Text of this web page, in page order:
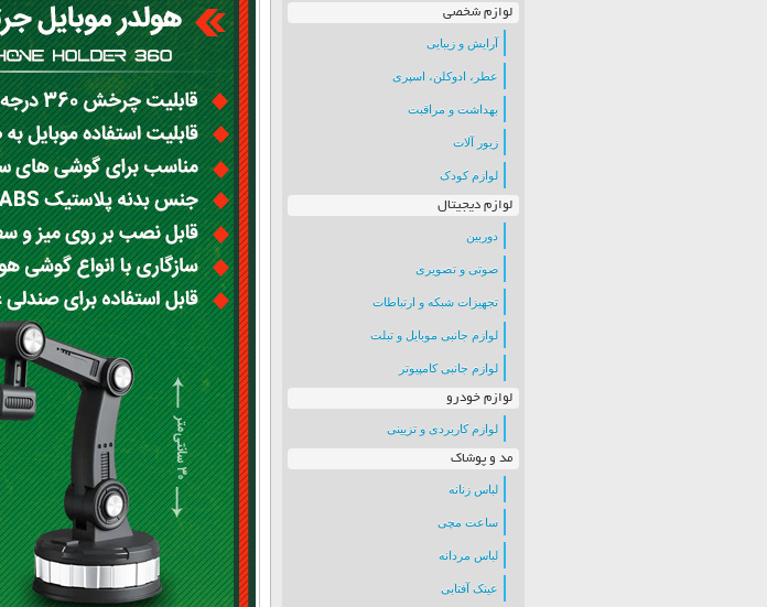
لوازم شخصی
آرایش و زیبایی
عطر، ادوکلن، اسپری
بهداشت و مراقبت
زیور آلات
لوازم کودک
لوازم دیجیتال
دوربین
صوتی و تصویری
تجهیزات شبکه و ارتباطات
لوازم جانبی موبایل و تبلت
لوازم جانبی کامپیوتر
لوازم خودرو
لوازم کاربردی و تزیینی
مد و پوشاک
لباس زنانه
ساعت مچی
لباس مردانه
عینک آفتابی